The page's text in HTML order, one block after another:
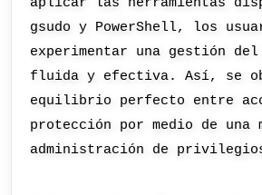
gsudo y PowerShell, los
experimentar una gestión del
fluida y efectiva. Así, se
equilibrio perfecto entre
protección por medio de una
administración de